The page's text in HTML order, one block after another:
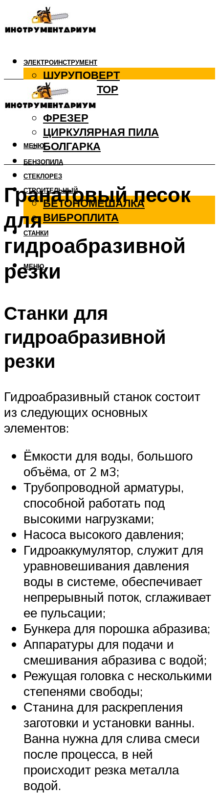
ЭЛЕКТРОИНСТРУМЕНТ
ШУРУПОВЕРТ
ПЕРФОРАТОР
ДРЕЛЬ
ФРЕЗЕР
ЦИРКУЛЯРНАЯ ПИЛА
БОЛГАРКА
БЕНЗОПИЛА
СТЕКЛОРЕЗ
СТРОИТЕЛЬНЫЙ
БЕТОНОМЕШАЛКА
ВИБРОПЛИТА
СТАНКИ
МЕНЮ
МЕНЮ
Гранатовый песок
для
гидроабразивной
резки
Станки для
гидроабразивной
резки
Гидроабразивный станок состоит
из следующих основных
элементов:
Ёмкости для воды, большого
объёма, от 2 м3;
Трубопроводной арматуры,
способной работать под
высокими нагрузками;
Насоса высокого давления;
Гидроаккумулятор, служит для
уравновешивания давления
воды в системе, обеспечивает
непрерывный поток, сглаживает
ее пульсации;
Бункера для порошка абразива;
Аппаратуры для подачи и
смешивания абразива с водой;
Режущая головка с несколькими
степенями свободы;
Станина для раскрепления
заготовки и установки ванны.
Ванна нужна для слива смеси
после процесса, в ней
происходит резка металла
водой.